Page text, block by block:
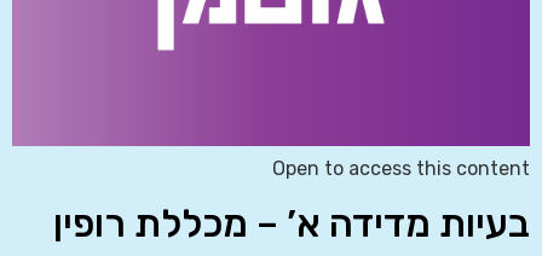
Open to access this content
בעיות מדידה א’ – מכללת רופין